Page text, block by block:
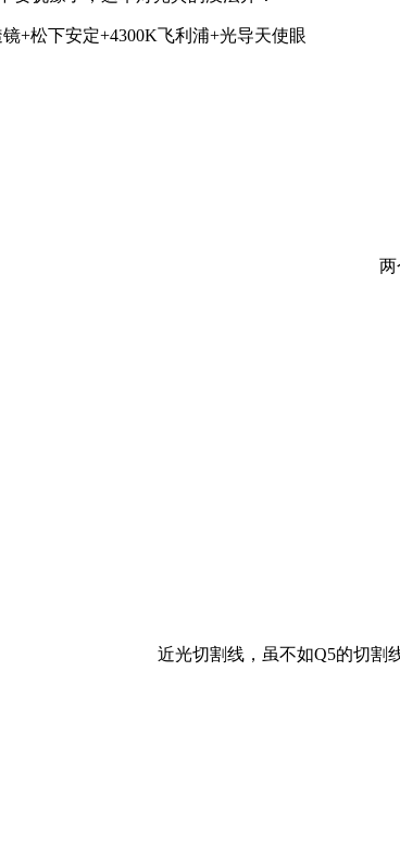
+松下安定+4300K飞利浦+光导天使眼
两
近光切割线，虽不如Q5的切割